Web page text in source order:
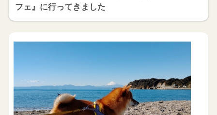
フェ』に行ってきました